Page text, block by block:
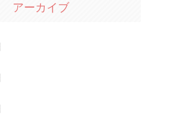
アーカイブ